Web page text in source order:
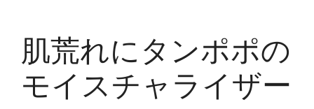
肌荒れにタンポポの
モイスチャライザー